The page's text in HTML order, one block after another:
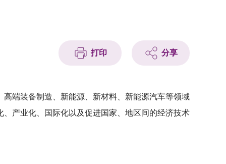
打印 分享
端装备制造、新能源、新材料、新能源汽车等领域
产业化、国际化以及促进国家、地区间的经济技术